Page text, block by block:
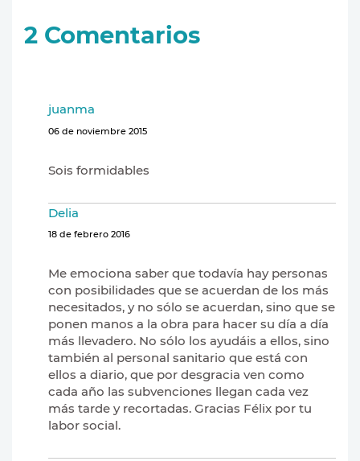
2 Comentarios
juanma
06 de noviembre 2015
Sois formidables
Delia
18 de febrero 2016
Me emociona saber que todavía hay personas
con posibilidades que se acuerdan de los más
necesitados, y no sólo se acuerdan, sino que se
ponen manos a la obra para hacer su día a día
más llevadero. No sólo los ayudáis a ellos, sino
también al personal sanitario que está con
ellos a diario, que por desgracia ven como
cada año las subvenciones llegan cada vez
más tarde y recortadas. Gracias Félix por tu
labor social.